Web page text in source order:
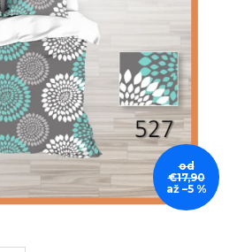
od
€17,90
až –5 %